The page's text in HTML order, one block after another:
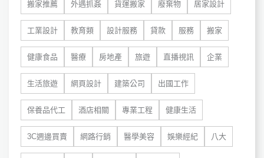
搬家推薦 外遇抓姦 貨運搬家 廢棄物 居家設計
工業設計 教育類 設計服務 貸款 服務 搬家
健康食品 醫療 房地產 旅遊 直播視訊 企業
生活旅遊 網頁設計 建築公司 出國工作
保養品代工 酒店相關 專業工程 健康生活
3C週邊買賣 網路行銷 醫學美容 娛樂經紀 八大